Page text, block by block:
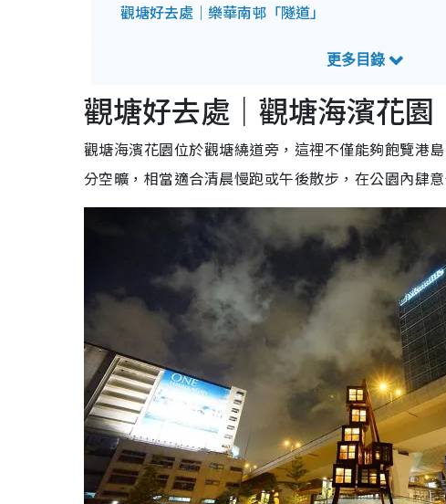
觀塘好去處｜樂華南邨「隧道」
觀塘好去處｜觀塘海濱花園
觀塘海濱花園位於觀塘繞道旁，這裡不僅能夠飽覽港
分空曠，相當適合清晨慢跑或午後散步，在公園內肆